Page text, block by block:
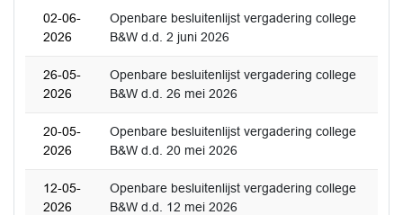
02-06-
2026
Openbare besluitenlijst vergadering college
B&W d.d. 2 juni 2026
26-05-
2026
Openbare besluitenlijst vergadering college
B&W d.d. 26 mei 2026
20-05-
2026
Openbare besluitenlijst vergadering college
B&W d.d. 20 mei 2026
12-05-
2026
Openbare besluitenlijst vergadering college
B&W d.d. 12 mei 2026